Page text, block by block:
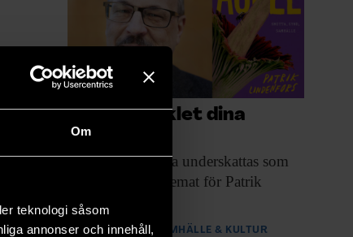
Om
teknologi såsom
annonser och innehåll,
Så styr äcklet dina
åsikter
Att äcklet inteska underskattas som
politisk kraft är temat för Patrik
Lindenfors bok.
PREMIUM SAMHÄLLE & KULTUR